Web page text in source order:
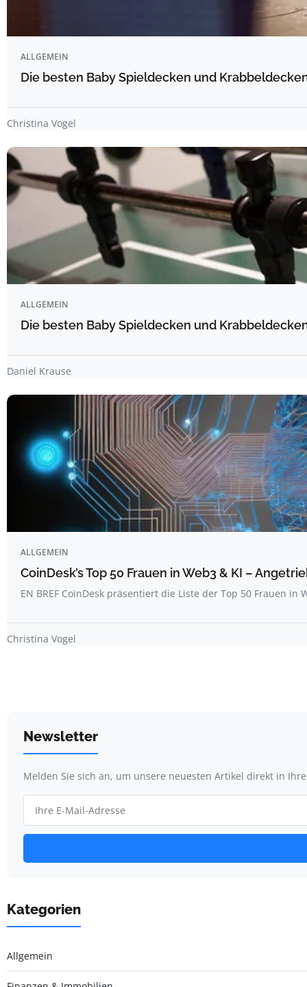
ALLGEMEIN
Die besten Baby Spieldecken und
Christina Vogel
ALLGEMEIN
Die besten Baby Spieldecken und
Daniel Krause
ALLGEMEIN
CoinDesk’s Top 50 Frauen in Web3 & KI –
EN BREF CoinDesk präsentiert die Liste der Top 50 Frauen in
Christina Vogel
Newsletter
Melden Sie sich an, um unsere neuesten Artikel direkt in
Kategorien
Allgemein